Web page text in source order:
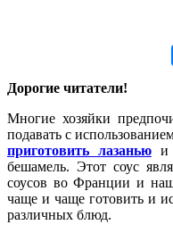
Дорогие читатели!
Многие хозяйки
подавать с
приготовить лазаньюи
бешамель. Этот соус
соусов во Франции и
чаще и чаще готовить и
различных блюд.